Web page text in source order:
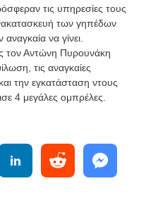
τις υπηρεσίες τους
των γηπέδων
να γίνει.
τον Αντώνη Πυρουνάκη
τις αναγκαίες
την εγκατάσταση ντους
4 μεγάλες ομπρέλες.